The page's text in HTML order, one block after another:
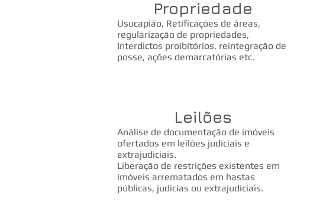
Propriedade
Usucapião, Retificações de áreas,
regularização de propriedades,
Interdictos proibitórios, reintegração de
posse, ações demarcatórias etc.
Leilões
Análise de documentação de imóveis
ofertados em leilões judiciais e
extrajudiciais.
Liberação de restrições existentes em
imóveis arrematados em hastas
públicas, judicias ou extrajudiciais.